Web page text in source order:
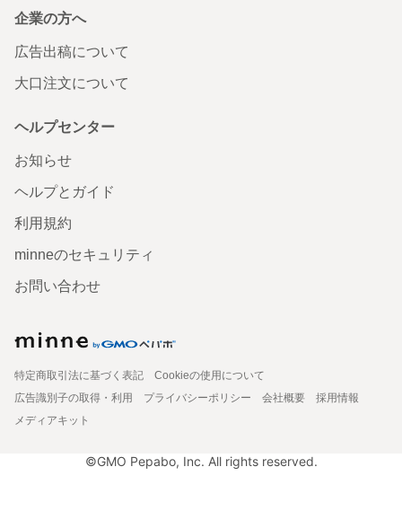
企業の方へ
広告出稿について
大口注文について
ヘルプセンター
お知らせ
ヘルプとガイド
利用規約
minneのセキュリティ
お問い合わせ
特定商取引法に基づく表記
Cookieの使用について
広告識別子の取得・利用
プライバシーポリシー 会社概要
採用情報
メディアキット
©GMO Pepabo, Inc. All rights reserved.